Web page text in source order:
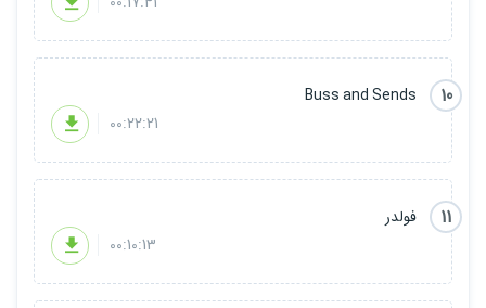
10
Buss and Sends
00:22:21
11
فولدر
00:10:13